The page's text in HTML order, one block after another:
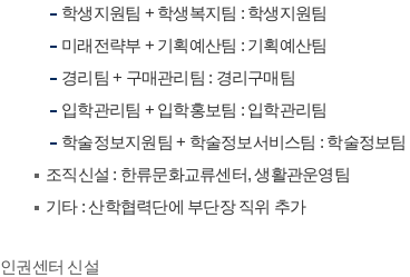
학생지원팀 + 학생복지팀 : 학생지원팀
미래전략부 + 기획예산팀 : 기획예산팀
경리팀 + 구매관리팀 : 경리구매팀
입학관리팀 + 입학홍보팀 : 입학관리팀
학술정보지원팀 + 학술정보서비스팀 : 학술정보팀
조직신설 : 한류문화교류센터, 생활관운영팀
기타 : 산학협력단에 부단장 직위 추가
인권센터 신설